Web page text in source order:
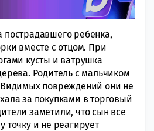
пострадавшего ребенка,
вместе с отцом. При
кусты и ватрушка
Родитель с мальчиком
Видимых повреждений они не
за покупками в торговый
заметили, что сын все
точку и не реагирует